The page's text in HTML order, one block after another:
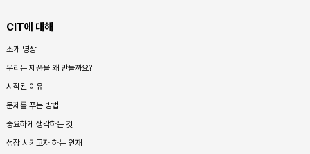
CIT에 대해
소개 영상
우리는 제품을 왜 만들까요?
시작된 이유
문제를 푸는 방법
중요하게 생각하는 것
성장 시키고자 하는 인재